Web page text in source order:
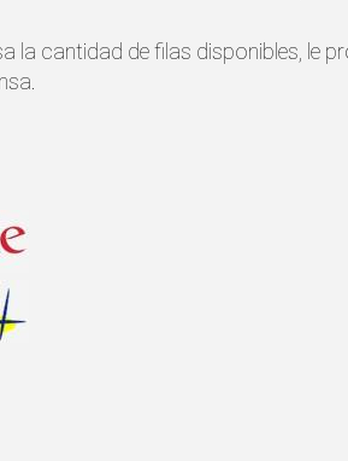
la cantidad de filas disponibles, le